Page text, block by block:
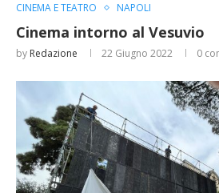
CINEMA E TEATRO NAPOLI
Cinema intorno al Vesuvio
by Redazione 22 Giugno 2022 0